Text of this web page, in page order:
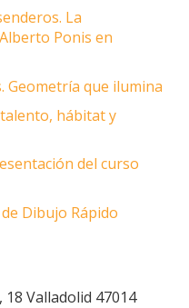
La
Ponis en
Geometría que ilumina
hábitat y
del curso
Dibujo Rápido
18 Valladolid 47014